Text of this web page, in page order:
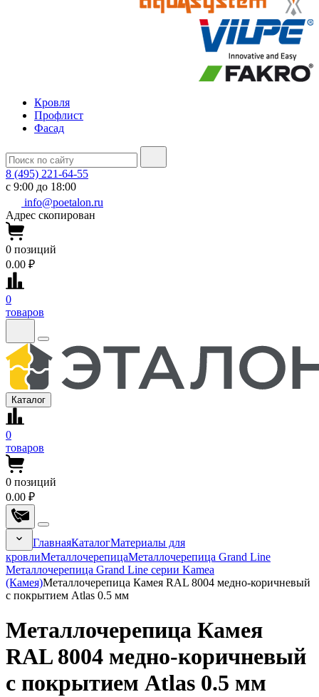
Кровля
Профлист
Фасад
8 (495) 221-64-55
с 9:00 до 18:00
info@poetalon.ru
Адрес скопирован
0 позиций
0.00 ₽
0
товаров
Каталог
0
товаров
0 позиций
0.00 ₽
ГлавнаяКаталогМатериалы для
кровлиМеталлочерепицаМеталлочерепица Grand Line
Металлочерепица Grand Line серии Kamea
(Камея)Металлочерепица Камея RAL 8004 медно-коричневый
с покрытием Atlas 0.5 мм
Металлочерепица Камея
RAL 8004 медно-коричневый
с покрытием Atlas 0.5 мм